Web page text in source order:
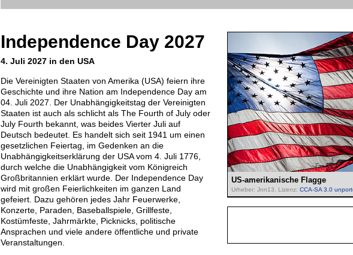
Independence Day 2027
4. Juli 2027 in den USA
US-amerikanische Flagge
Urheber: Jnn13, Lizenz: CCA-SA 3.0
Die Vereinigten Staaten von Amerika (USA) feiern ihre
Geschichte und ihre Nation am Independence Day am
04. Juli 2027. Der Unabhängigkeitstag der Vereinigten
Staaten ist auch als schlicht als The Fourth of July oder
July Fourth bekannt, was beides Vierter Juli auf
Deutsch bedeutet. Es handelt sich seit 1941 um einen
gesetzlichen Feiertag, im Gedenken an die
Unabhängigkeitserklärung der USA vom 4. Juli 1776,
durch welche die Unabhängigkeit vom Königreich
Großbritannien erklärt wurde. Der Independence Day
wird mit großen Feierlichkeiten im ganzen Land
gefeiert. Dazu gehören jedes Jahr Feuerwerke,
Konzerte, Paraden, Baseballspiele, Grillfeste,
Kostümfeste, Jahrmärkte, Picknicks, politische
Ansprachen und viele andere öffentliche und private
Veranstaltungen.